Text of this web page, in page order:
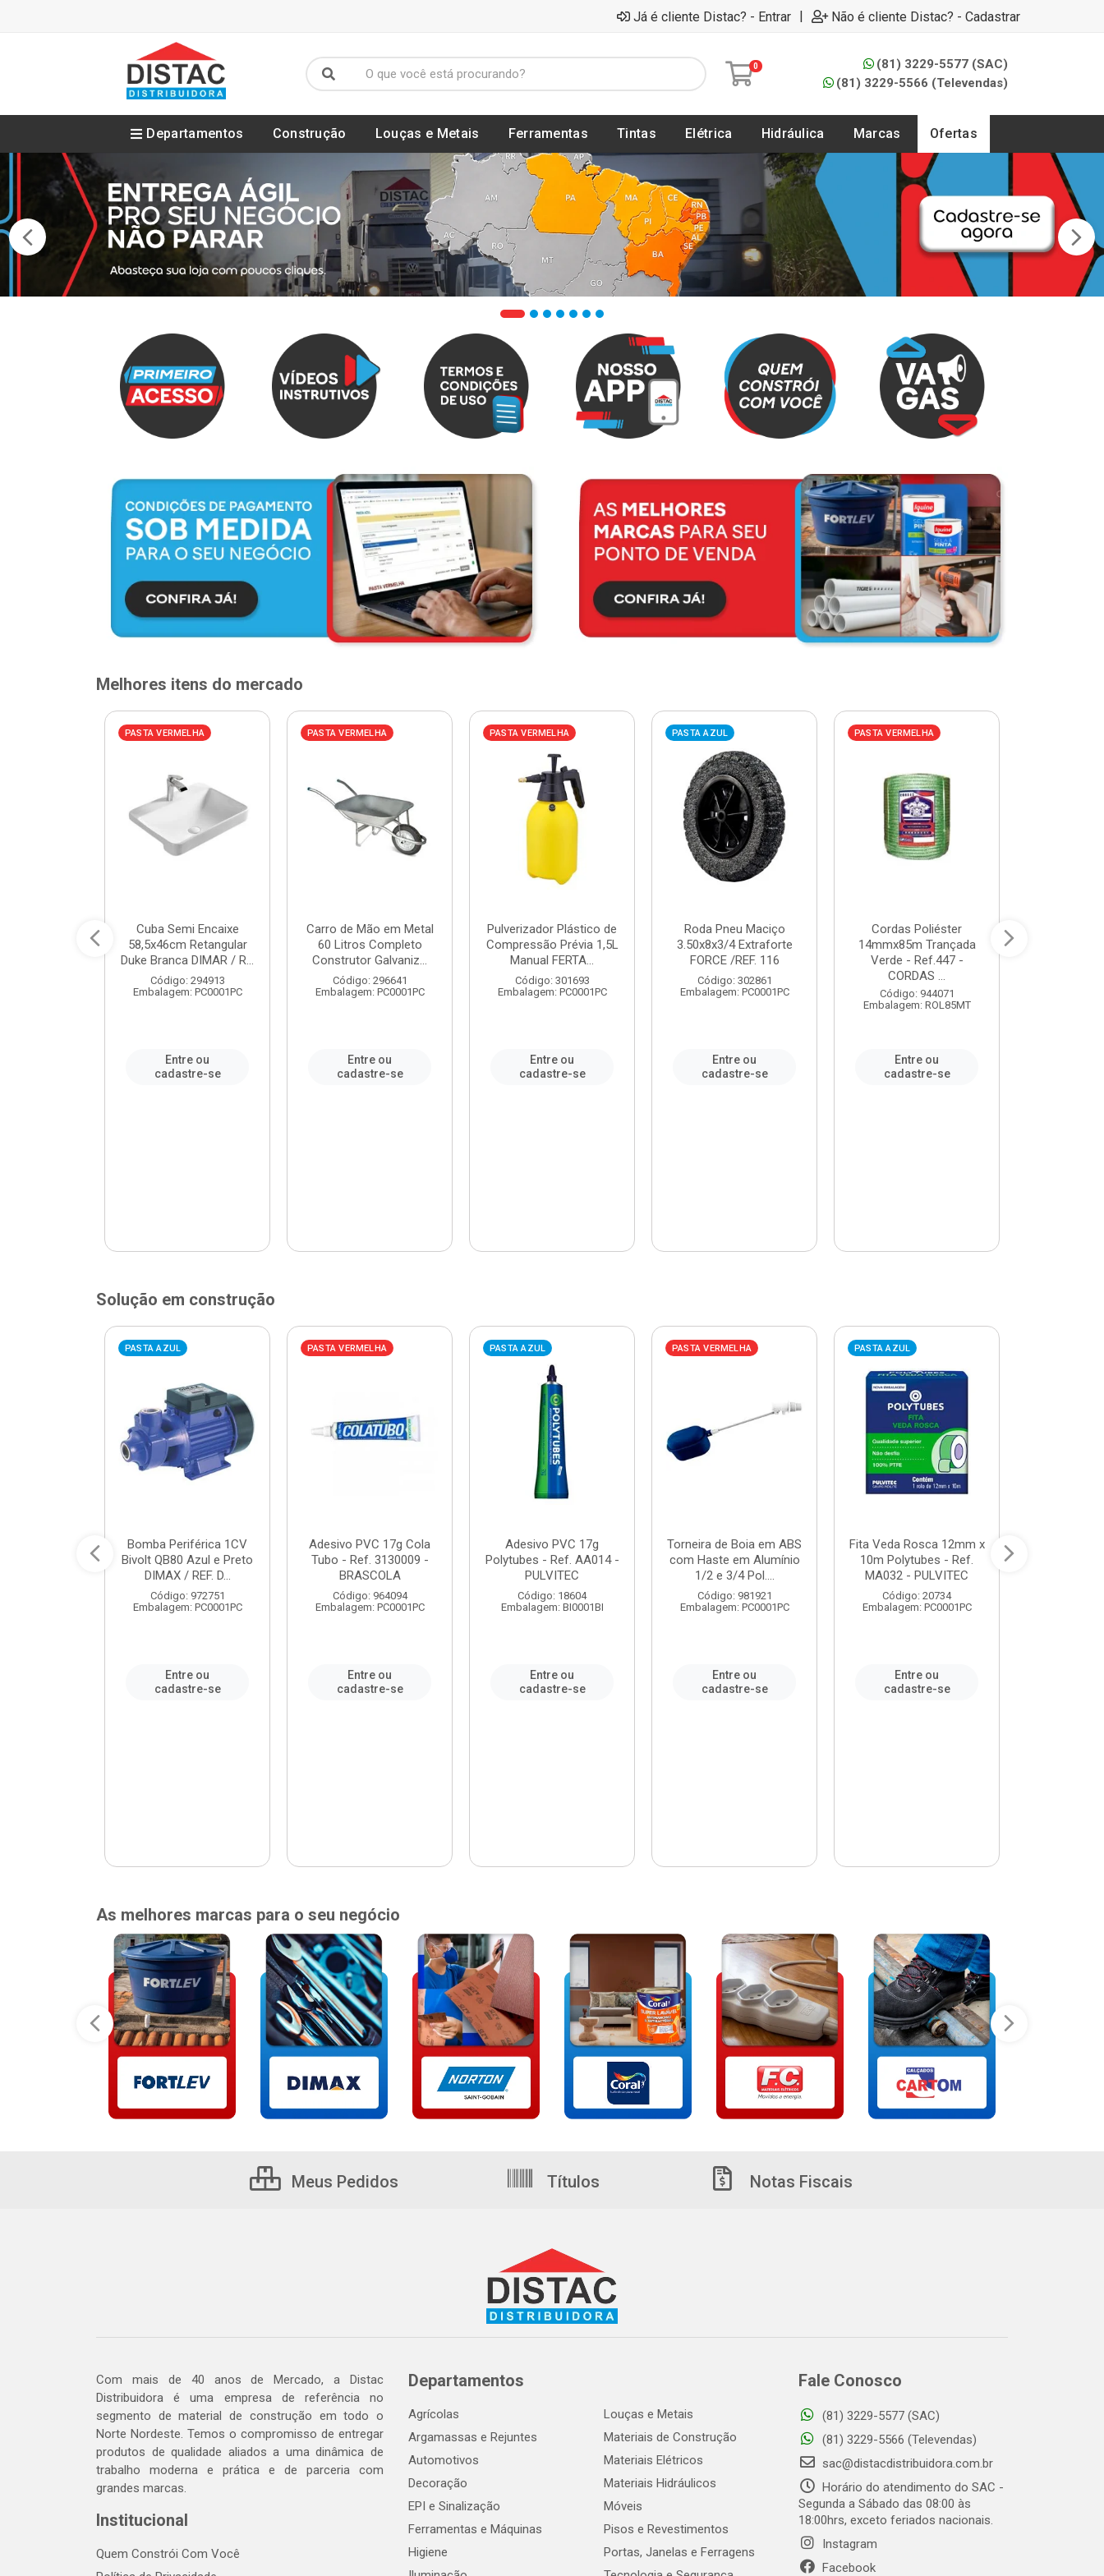
Já é cliente Distac? - Entrar | Não é cliente Distac? - Cadastrar
0
(81) 3229-5577 (SAC)
(81) 3229-5566 (Televendas)
Departamentos Construção Louças e Metais Ferramentas Tintas Elétrica Hidráulica Marcas Ofertas
Melhores itens do mercado
PASTA VERMELHA
Cuba Semi Encaixe
58,5x46cm Retangular
Duke Branca DIMAR / R...
Código: 294913
Embalagem: PC0001PC
Entre ou
cadastre-se
PASTA VERMELHA
Carro de Mão em Metal
60 Litros Completo
Construtor Galvaniz...
Código: 296641
Embalagem: PC0001PC
Entre ou
cadastre-se
PASTA VERMELHA
Pulverizador Plástico de
Compressão Prévia 1,5L
Manual FERTA...
Código: 301693
Embalagem: PC0001PC
Entre ou
cadastre-se
PASTA AZUL
Roda Pneu Maciço
3.50x8x3/4 Extraforte
FORCE /REF. 116
Código: 302861
Embalagem: PC0001PC
Entre ou
cadastre-se
PASTA VERMELHA
Cordas Poliéster
14mmx85m Trançada
Verde - Ref.447 -
CORDAS ...
Código: 944071
Embalagem: ROL85MT
Entre ou
cadastre-se
Solução em construção
PASTA AZUL
Bomba Periférica 1CV
Bivolt QB80 Azul e Preto
DIMAX / REF. D...
Código: 972751
Embalagem: PC0001PC
Entre ou
cadastre-se
PASTA VERMELHA
Adesivo PVC 17g Cola
Tubo - Ref. 3130009 -
BRASCOLA
Código: 964094
Embalagem: PC0001PC
Entre ou
cadastre-se
PASTA AZUL
Adesivo PVC 17g
Polytubes - Ref. AA014 -
PULVITEC
Código: 18604
Embalagem: BI0001BI
Entre ou
cadastre-se
PASTA VERMELHA
Torneira de Boia em ABS
com Haste em Alumínio
1/2 e 3/4 Pol....
Código: 981921
Embalagem: PC0001PC
Entre ou
cadastre-se
PASTA AZUL
Fita Veda Rosca 12mm x
10m Polytubes - Ref.
MA032 - PULVITEC
Código: 20734
Embalagem: PC0001PC
Entre ou
cadastre-se
As melhores marcas para o seu negócio
Meus Pedidos Títulos Notas Fiscais
Com mais de 40 anos de Mercado, a Distac
Distribuidora é uma empresa de referência no
segmento de material de construção em todo o
Norte Nordeste. Temos o compromisso de entregar
produtos de qualidade aliados a uma dinâmica de
trabalho moderna e prática e de parceria com
grandes marcas.
Institucional
Quem Constrói Com Você
Departamentos
Agrícolas
Argamassas e Rejuntes
Automotivos
Decoração
EPI e Sinalização
Ferramentas e Máquinas
Higiene
Louças e Metais
Materiais de Construção
Materiais Elétricos
Materiais Hidráulicos
Móveis
Pisos e Revestimentos
Portas, Janelas e Ferragens
Fale Conosco
(81) 3229-5577 (SAC)
(81) 3229-5566 (Televendas)
sac@distacdistribuidora.com.br
Horário do atendimento do SAC -
Segunda a Sábado das 08:00 às
18:00hrs, exceto feriados nacionais.
Instagram
Facebook